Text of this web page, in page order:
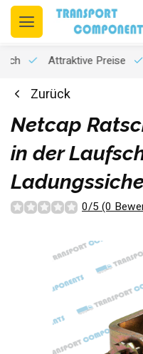
Attraktive Preise
Zurück
Netcap
in der
0/5 (0